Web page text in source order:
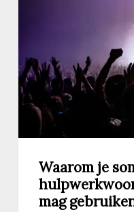
hulpwerkwoorden
achter
elkaar
mag
gebruiken
Waarom je
mag